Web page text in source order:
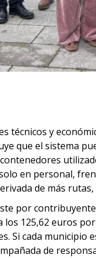
técnicos y
que el sistema
en personal,
de más
por
los 125,62 euros
Si cada
de